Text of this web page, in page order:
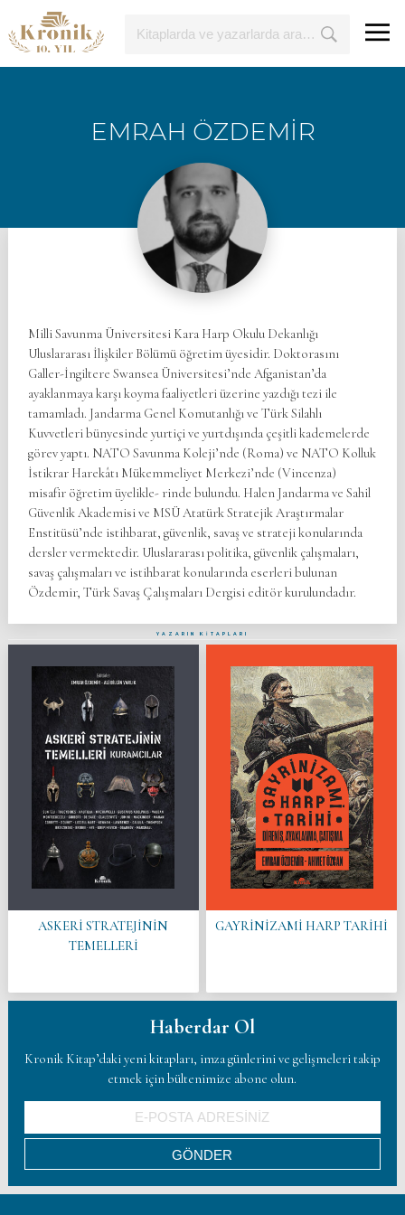
EMRAH ÖZDEMİR
Milli Savunma Üniversitesi Kara Harp Okulu Dekanlığı
Uluslararası İlişkiler Bölümü öğretim üyesidir. Doktorasını
Galler-İngiltere Swansea Üniversitesi’nde Afganistan’da
ayaklanmaya karşı koyma faaliyetleri üzerine yazdığı tezi ile
tamamladı. Jandarma Genel Komutanlığı ve Türk Silahlı
Kuvvetleri bünyesinde yurtiçi ve yurtdışında çeşitli kademelerde
görev yaptı. NATO Savunma Koleji’nde (Roma) ve NATO Kolluk
İstikrar Harekâtı Mükemmeliyet Merkezi’nde (Vincenza)
misafir öğretim üyelikle- rinde bulundu. Halen Jandarma ve Sahil
Güvenlik Akademisi ve MSÜ Atatürk Stratejik Araştırmalar
Enstitüsü’nde istihbarat, güvenlik, savaş ve strateji konularında
dersler vermektedir. Uluslararası politika, güvenlik çalışmaları,
savaş çalışmaları ve istihbarat konularında eserleri bulunan
Özdemir, Türk Savaş Çalışmaları Dergisi editör kurulundadır.
YAZARIN KİTAPLARI
ASKERİ STRATEJİNİN
TEMELLERİ
GAYRİNİZAMİ HARP TARİHİ
Haberdar Ol
Kronik Kitap’daki yeni kitapları, imza günlerini ve gelişmeleri takip
etmek için bültenimize abone olun.